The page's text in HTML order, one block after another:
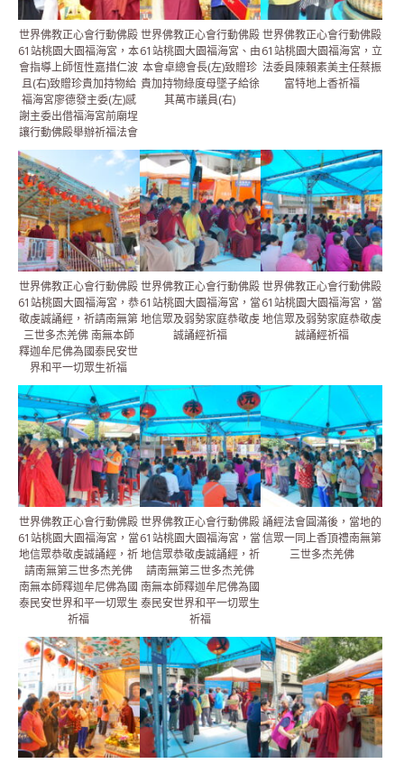
世界佛教正心會行動佛殿
61站桃園大園福海宮，本
會指導上師恆性嘉措仁波
且(右)致贈珍貴加持物給
福海宮廖德發主委(左)感
謝主委出借福海宮前廟埕
讓行動佛殿舉辦祈福法會
世界佛教正心會行動佛殿
61站桃園大園福海宮、由
本會卓總會長(左)致贈珍
貴加持物綠度母墜子給徐
其萬市議員(右)
世界佛教正心會行動佛殿
61站桃園大園福海宮，立
法委員陳賴素美主任蔡振
富特地上香祈福
世界佛教正心會行動佛殿
61站桃園大園福海宮，恭
敬虔誠誦經，祈請南無第
三世多杰羌佛 南無本師
釋迦牟尼佛為國泰民安世
界和平一切眾生祈福
世界佛教正心會行動佛殿
61站桃園大園福海宮，當
地信眾及弱勢家庭恭敬虔
誠誦經祈福
世界佛教正心會行動佛殿
61站桃園大園福海宮，當
地信眾及弱勢家庭恭敬虔
誠誦經祈福
世界佛教正心會行動佛殿
61站桃園大園福海宮，當
地信眾恭敬虔誠誦經，祈
請南無第三世多杰羌佛
南無本師釋迦牟尼佛為國
泰民安世界和平一切眾生
祈福
世界佛教正心會行動佛殿
61站桃園大園福海宮，當
地信眾恭敬虔誠誦經，祈
請南無第三世多杰羌佛
南無本師釋迦牟尼佛為國
泰民安世界和平一切眾生
祈福
誦經法會圓滿後，當地的
信眾一同上香頂禮南無第
三世多杰羌佛